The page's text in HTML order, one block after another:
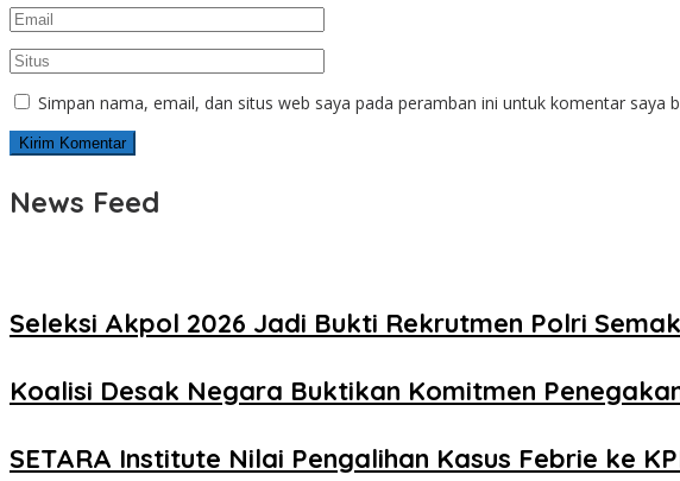
Simpan nama, email, dan situs web saya pada peramban ini untuk komentar saya
News Feed
Seleksi Akpol 2026 Jadi Bukti Rekrutmen Polri
Koalisi Desak Negara Buktikan Komitmen
SETARA Institute Nilai Pengalihan Kasus Febrie ke